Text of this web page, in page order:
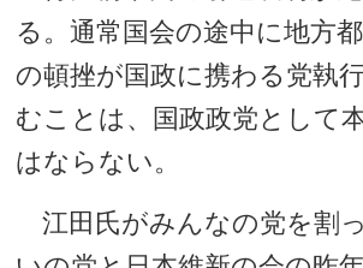
る。通常国会の途中に地方
の頓挫が国政に携わる党執
むことは、国政政党として
はならない。
江田氏がみんなの党を割